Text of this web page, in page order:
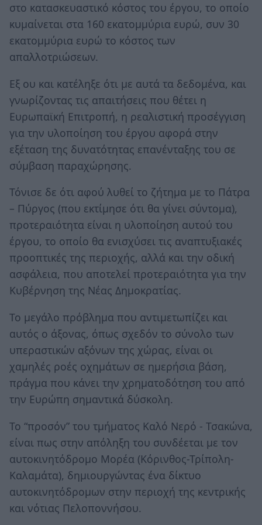
στο κατασκευαστικό κόστος του έργου, το οποίο
κυμαίνεται στα 160 εκατομμύρια ευρώ, συν 30
εκατομμύρια ευρώ το κόστος των
απαλλοτριώσεων.
Εξ ου και κατέληξε ότι με αυτά τα δεδομένα, και
γνωρίζοντας τις απαιτήσεις που θέτει η
Ευρωπαϊκή Επιτροπή, η ρεαλιστική προσέγγιση
για την υλοποίηση του έργου αφορά στην
εξέταση της δυνατότητας επανένταξης του σε
σύμβαση παραχώρησης.
Τόνισε δε ότι αφού λυθεί το ζήτημα με το Πάτρα
– Πύργος (που εκτίμησε ότι θα γίνει σύντομα),
προτεραιότητα είναι η υλοποίηση αυτού του
έργου, το οποίο θα ενισχύσει τις αναπτυξιακές
προοπτικές της περιοχής, αλλά και την οδική
ασφάλεια, που αποτελεί προτεραιότητα για την
Κυβέρνηση της Νέας Δημοκρατίας.
Το μεγάλο πρόβλημα που αντιμετωπίζει και
αυτός ο άξονας, όπως σχεδόν το σύνολο των
υπεραστικών αξόνων της χώρας, είναι οι
χαμηλές ροές οχημάτων σε ημερήσια βάση,
πράγμα που κάνει την χρηματοδότηση του από
την Ευρώπη σημαντικά δύσκολη.
Το “προσόν” του τμήματος Καλό Νερό - Τσακώνα,
είναι πως στην απόληξη του συνδέεται με τον
αυτοκινητόδρομο Μορέα (Κόρινθος-Τρίπολη-
Καλαμάτα), δημιουργώντας ένα δίκτυο
αυτοκινητόδρομων στην περιοχή της κεντρικής
και νότιας Πελοποννήσου.